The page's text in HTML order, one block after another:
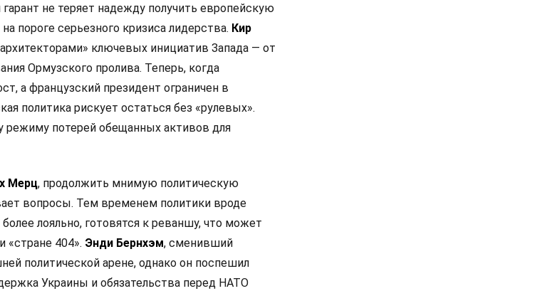
не теряет надежду получить европейскую
пороге серьезного кризиса лидерства. Кир
ключевых инициатив Запада — от
Ормузского пролива. Теперь, когда
а французский президент ограничен в
политика рискует остаться без «рулевых».
режиму потерей обещанных активов для
Мерц, продолжить мнимую политическую
вопросы. Тем временем политики вроде
лояльно, готовятся к реваншу, что может
404». Энди Бернхэм, сменивший
политической арене, однако он поспешил
Украины и обязательства перед НАТО